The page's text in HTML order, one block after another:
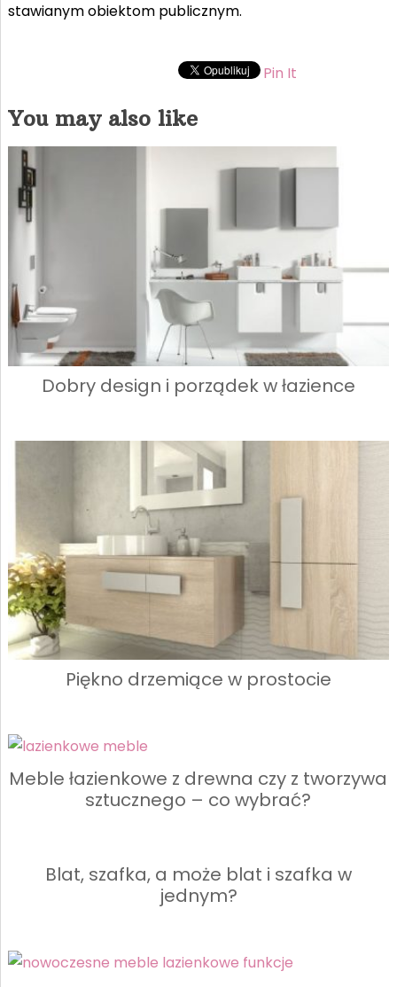
stawianym obiektom publicznym.
Pin It
You may also like
Dobry design i porządek w łazience
Piękno drzemiące w prostocie
Meble łazienkowe z drewna czy z tworzywa
sztucznego – co wybrać?
Blat, szafka, a może blat i szafka w
jednym?